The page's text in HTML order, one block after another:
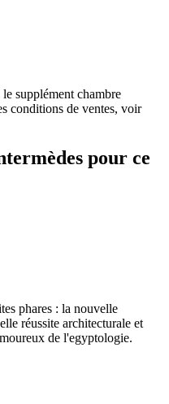
supplément chambre
conditions de ventes, voir
pour ce
phares : la nouvelle
réussite architecturale et
de l'egyptologie.